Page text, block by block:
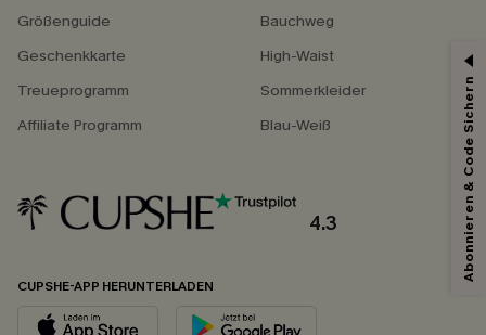
Größenguide
Geschenkkarte
Treueprogramm
Affiliate Programm
Bauchweg
High-Waist
Sommerkleider
Blau-Weiß
4.3
CUPSHE-APP HERUNTERLADEN
Abonnieren & Code Sichern